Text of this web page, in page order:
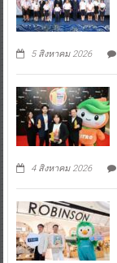
5 สิงหาคม 2026
4 สิงหาคม 2026